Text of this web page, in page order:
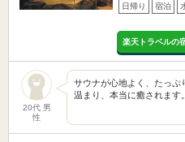
日帰り 宿泊
楽天トラベルの
20代 男
性
サウナが心地よく、たっぷ
温まり、本当に癒されます